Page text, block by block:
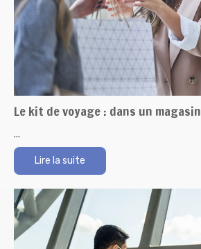
Le kit de voyage : dans un magasin
...
Lire la suite